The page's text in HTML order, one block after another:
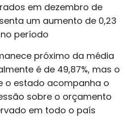
em dezembro de
um aumento de 0,23
período
próximo da média
é de 49,87%, mas o
o estado acompanha o
sobre o orçamento
em todo o país